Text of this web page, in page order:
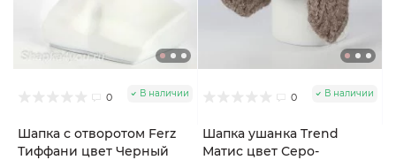
0 В наличии
Шапка с отворотом Ferz
Тиффани цвет Черный
0 В наличии
Шапка ушанка Trend
Матис цвет Серо-